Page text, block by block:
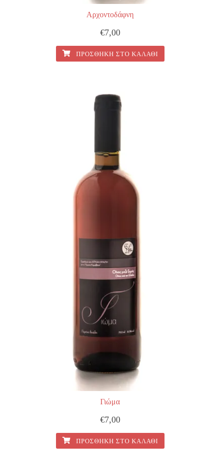
Αρχοντοδάφνη
€7,00
ΠΡΟΣΘΉΚΗ ΣΤΟ ΚΑΛΆΘΙ
Γιώμα
€7,00
ΠΡΟΣΘΉΚΗ ΣΤΟ ΚΑΛΆΘΙ